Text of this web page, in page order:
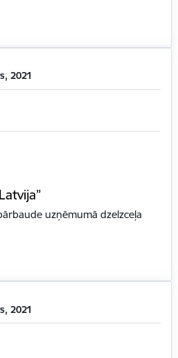
2021
uzņēmumā dzelzceļa
2021